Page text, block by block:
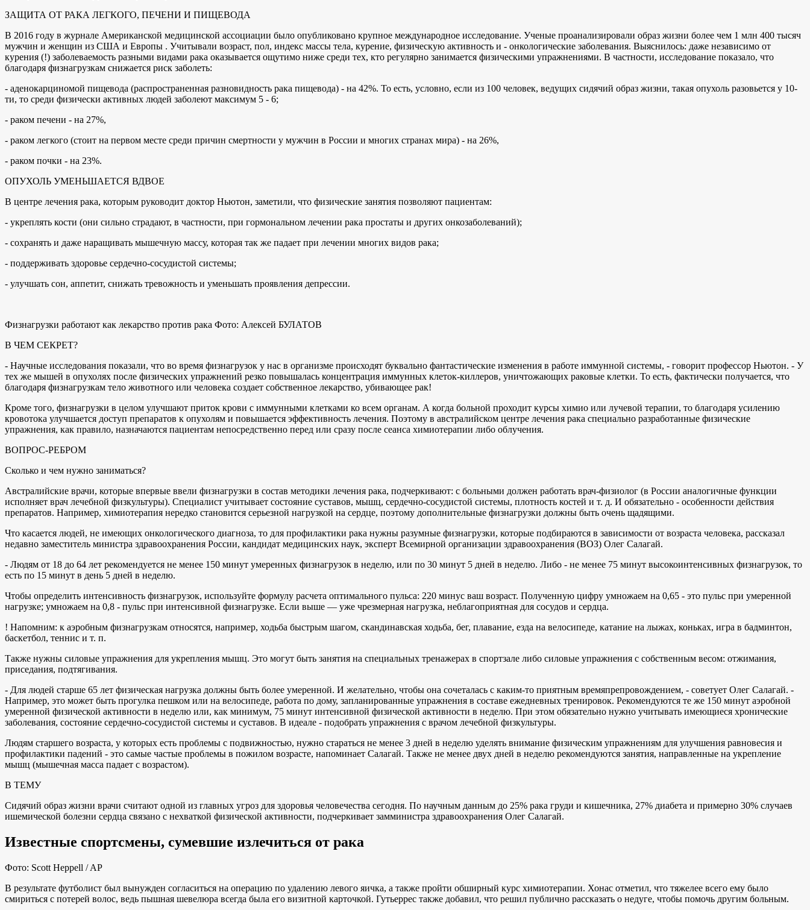
ЗАЩИТА ОТ РАКА ЛЕГКОГО, ПЕЧЕНИ И ПИЩЕВОДА
В 2016 году в журнале Американской медицинской ассоциации было опубликовано крупное международное исследование. Ученые проанализировали образ жизни более чем 1 млн 400 тысяч
мужчин и женщин из США и Европы . Учитывали возраст, пол, индекс массы тела, курение, физическую активность и - онкологические заболевания. Выяснилось: даже независимо от
курения (!) заболеваемость разными видами рака оказывается ощутимо ниже среди тех, кто регулярно занимается физическими упражнениями. В частности, исследование показало, что
благодаря физнагрузкам снижается риск заболеть:
- аденокарциномой пищевода (распространенная разновидность рака пищевода) - на 42%. То есть, условно, если из 100 человек, ведущих сидячий образ жизни, такая опухоль разовьется у 10-
ти, то среди физически активных людей заболеют максимум 5 - 6;
- раком печени - на 27%,
- раком легкого (стоит на первом месте среди причин смертности у мужчин в России и многих странах мира) - на 26%,
- раком почки - на 23%.
ОПУХОЛЬ УМЕНЬШАЕТСЯ ВДВОЕ
В центре лечения рака, которым руководит доктор Ньютон, заметили, что физические занятия позволяют пациентам:
- укреплять кости (они сильно страдают, в частности, при гормональном лечении рака простаты и других онкозаболеваний);
- сохранять и даже наращивать мышечную массу, которая так же падает при лечении многих видов рака;
- поддерживать здоровье сердечно-сосудистой системы;
- улучшать сон, аппетит, снижать тревожность и уменьшать проявления депрессии.
Физнагрузки работают как лекарство против рака Фото: Алексей БУЛАТОВ
В ЧЕМ СЕКРЕТ?
- Научные исследования показали, что во время физнагрузок у нас в организме происходят буквально фантастические изменения в работе иммунной системы, - говорит профессор Ньютон. - У
тех же мышей в опухолях после физических упражнений резко повышалась концентрация иммунных клеток-киллеров, уничтожающих раковые клетки. То есть, фактически получается, что
благодаря физнагрузкам тело животного или человека создает собственное лекарство, убивающее рак!
Кроме того, физнагрузки в целом улучшают приток крови с иммунными клетками ко всем органам. А когда больной проходит курсы химио или лучевой терапии, то благодаря усилению
кровотока улучшается доступ препаратов к опухолям и повышается эффективность лечения. Поэтому в австралийском центре лечения рака специально разработанные физические
упражнения, как правило, назначаются пациентам непосредственно перед или сразу после сеанса химиотерапии либо облучения.
ВОПРОС-РЕБРОМ
Сколько и чем нужно заниматься?
Австралийские врачи, которые впервые ввели физнагрузки в состав методики лечения рака, подчеркивают: с больными должен работать врач-физиолог (в России аналогичные функции
исполняет врач лечебной физкультуры). Специалист учитывает состояние суставов, мышц, сердечно-сосудистой системы, плотность костей и т. д. И обязательно - особенности действия
препаратов. Например, химиотерапия нередко становится серьезной нагрузкой на сердце, поэтому дополнительные физнагрузки должны быть очень щадящими.
Что касается людей, не имеющих онкологического диагноза, то для профилактики рака нужны разумные физнагрузки, которые подбираются в зависимости от возраста человека, рассказал
недавно заместитель министра здравоохранения России, кандидат медицинских наук, эксперт Всемирной организации здравоохранения (ВОЗ) Олег Салагай.
- Людям от 18 до 64 лет рекомендуется не менее 150 минут умеренных физнагрузок в неделю, или по 30 минут 5 дней в неделю. Либо - не менее 75 минут высокоинтенсивных физнагрузок, то
есть по 15 минут в день 5 дней в неделю.
Чтобы определить интенсивность физнагрузок, используйте формулу расчета оптимального пульса: 220 минус ваш возраст. Полученную цифру умножаем на 0,65 - это пульс при умеренной
нагрузке; умножаем на 0,8 - пульс при интенсивной физнагрузке. Если выше — уже чрезмерная нагрузка, неблагоприятная для сосудов и сердца.
! Напомним: к аэробным физнагрузкам относятся, например, ходьба быстрым шагом, скандинавская ходьба, бег, плавание, езда на велосипеде, катание на лыжах, коньках, игра в бадминтон,
баскетбол, теннис и т. п.
Также нужны силовые упражнения для укрепления мышц. Это могут быть занятия на специальных тренажерах в спортзале либо силовые упражнения с собственным весом: отжимания,
приседания, подтягивания.
- Для людей старше 65 лет физическая нагрузка должны быть более умеренной. И желательно, чтобы она сочеталась с каким-то приятным времяпрепровождением, - советует Олег Салагай. -
Например, это может быть прогулка пешком или на велосипеде, работа по дому, запланированные упражнения в составе ежедневных тренировок. Рекомендуются те же 150 минут аэробной
умеренной физической активности в неделю или, как минимум, 75 минут интенсивной физической активности в неделю. При этом обязательно нужно учитывать имеющиеся хронические
заболевания, состояние сердечно-сосудистой системы и суставов. В идеале - подобрать упражнения с врачом лечебной физкультуры.
Людям старшего возраста, у которых есть проблемы с подвижностью, нужно стараться не менее 3 дней в неделю уделять внимание физическим упражнениям для улучшения равновесия и
профилактики падений - это самые частые проблемы в пожилом возрасте, напоминает Салагай. Также не менее двух дней в неделю рекомендуются занятия, направленные на укрепление
мышц (мышечная масса падает с возрастом).
В ТЕМУ
Сидячий образ жизни врачи считают одной из главных угроз для здоровья человечества сегодня. По научным данным до 25% рака груди и кишечника, 27% диабета и примерно 30% случаев
ишемической болезни сердца связано с нехваткой физической активности, подчеркивает замминистра здравоохранения Олег Салагай.
Известные спортсмены, сумевшие излечиться от рака
Фото: Scott Heppell / AP
В результате футболист был вынужден согласиться на операцию по удалению левого яичка, а также пройти обширный курс химиотерапии. Хонас отметил, что тяжелее всего ему было
смириться с потерей волос, ведь пышная шевелюра всегда была его визитной карточкой. Гутьеррес также добавил, что решил публично рассказать о недуге, чтобы помочь другим больным.